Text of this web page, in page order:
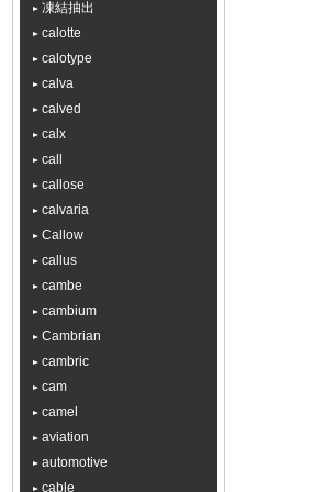
凍結抽出
calotte
calotype
calva
calved
calx
call
callose
calvaria
Callow
callus
cambe
cambium
Cambrian
cambric
cam
camel
aviation
automotive
cable